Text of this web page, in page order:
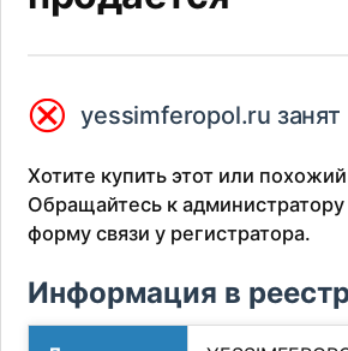
⮿ yessimferopol.ru занят
Хотите купить этот или
Обращайтесь к
форму связи у регистратора.
Информация в